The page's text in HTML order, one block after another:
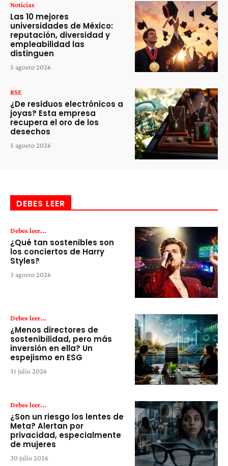
Noticias
Las 10 mejores
universidades de México:
reputación, diversidad y
empleabilidad las
distinguen
5 agosto 2026
RSE
¿De residuos electrónicos a
joyas? Esta empresa
recupera el oro de los
desechos
5 agosto 2026
DEBES LEER
Debes leer...
¿Qué tan sostenibles son
los conciertos de Harry
Styles?
3 agosto 2026
Debes leer...
¿Menos directores de
sostenibilidad, pero más
inversión en ella? Un
espejismo en ESG
31 julio 2026
Debes leer...
¿Son un riesgo los lentes de
Meta? Alertan por
privacidad, especialmente
de mujeres
30 julio 2026